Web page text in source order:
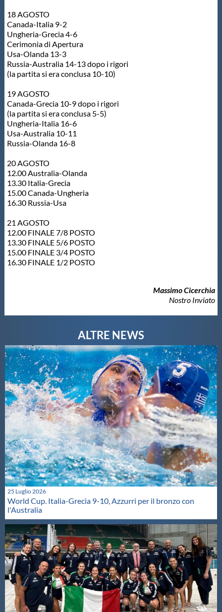
18 AGOSTO
Canada-Italia 9-2
Ungheria-Grecia 4-6
Cerimonia di Apertura
Usa-Olanda 13-3
Russia-Australia 14-13 dopo i rigori
(la partita si era conclusa 10-10)
19 AGOSTO
Canada-Grecia 10-9 dopo i rigori
(la partita si era conclusa 5-5)
Ungheria-Italia 16-6
Usa-Australia 10-11
Russia-Olanda 16-8
20 AGOSTO
12.00 Australia-Olanda
13.30 Italia-Grecia
15.00 Canada-Ungheria
16.30 Russia-Usa
21 AGOSTO
12.00 FINALE 7/8 POSTO
13.30 FINALE 5/6 POSTO
15.00 FINALE 3/4 POSTO
16.30 FINALE 1/2 POSTO
Massimo Cicerchia
Nostro Inviato
25 Luglio 2026
World Cup. Italia-Grecia 9-10, Azzurri per il bronzo con
l'Australia